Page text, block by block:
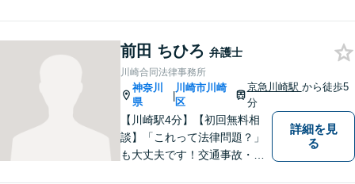
前田 ちひろ 弁護士
川崎合同法律事務所
神奈川
県
|
川崎市川崎
区
京急川崎駅 から徒歩5
分
【川崎駅4分】【初回無料相
談】「これって法律問題？」
も大丈夫です！交通事故・債
詳細を見
る